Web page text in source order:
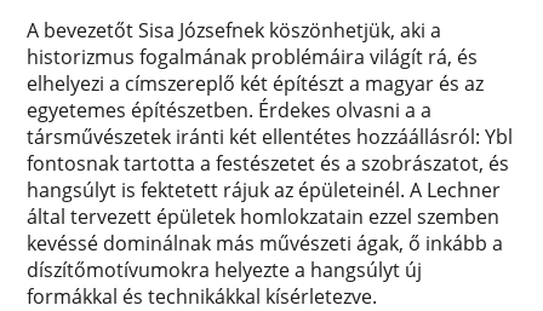
A bevezetőt Sisa Józsefnek köszönhetjük, aki a
historizmus fogalmának problémáira világít rá, és
elhelyezi a címszereplő két építészt a magyar és az
egyetemes építészetben. Érdekes olvasni a a
társművészetek iránti két ellentétes hozzáállásról: Ybl
fontosnak tartotta a festészetet és a szobrászatot, és
hangsúlyt is fektetett rájuk az épületeinél. A Lechner
által tervezett épületek homlokzatain ezzel szemben
kevéssé dominálnak más művészeti ágak, ő inkább a
díszítőmotívumokra helyezte a hangsúlyt új
formákkal és technikákkal kísérletezve.